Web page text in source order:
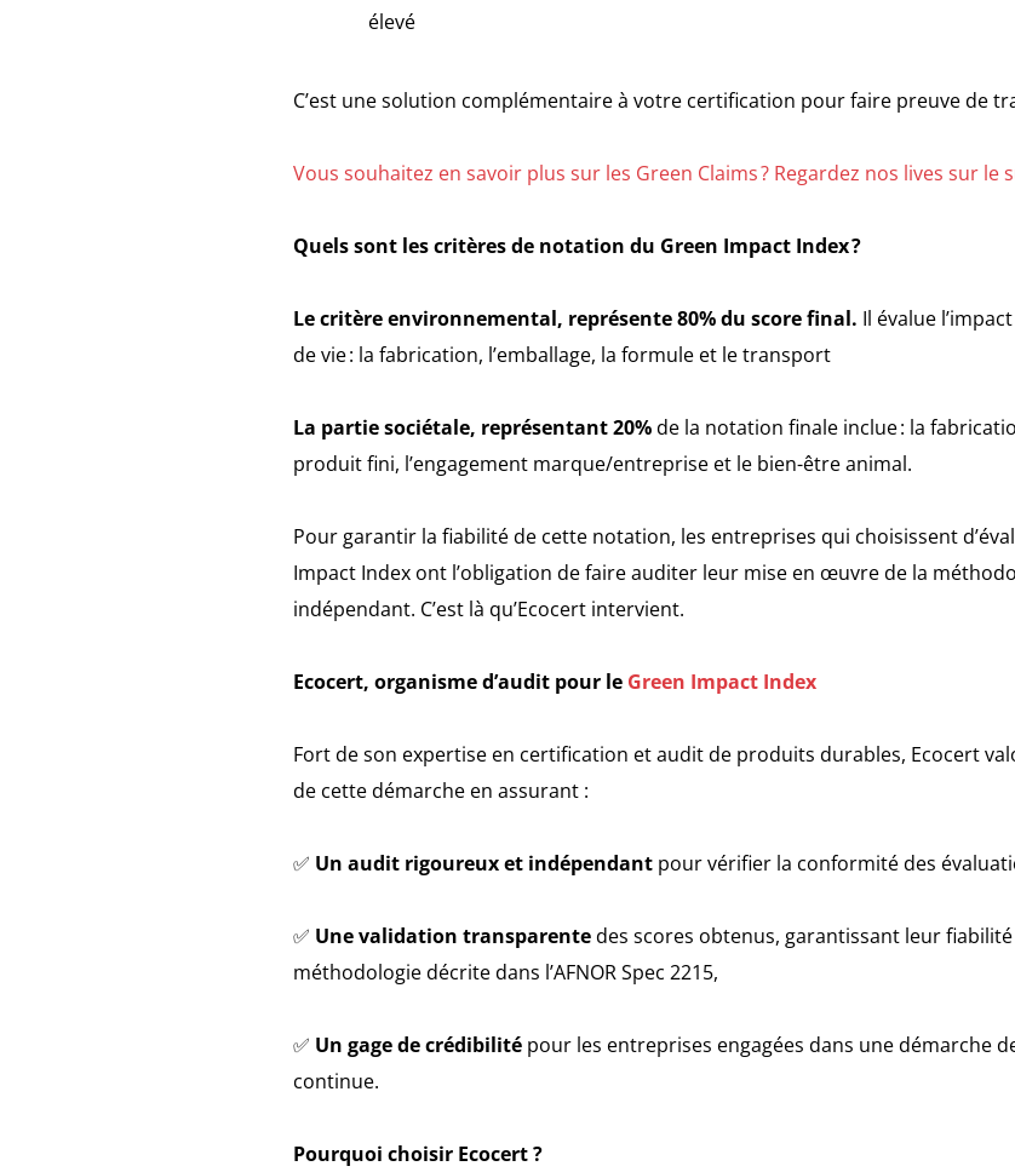
élevé
C’est une solution complémentaire à votre certification pour faire preuve de
Vous souhaitez en savoir plus sur les Green Claims ? Regardez nos lives sur le
Quels sont les critères de notation du Green Impact Index ?
Le critère environnemental, représente 80% du score final. Il évalue
de vie : la fabrication, l’emballage, la formule et le transport
La partie sociétale, représentant 20%de la notation finale inclue : la
produit fini, l’engagement marque/entreprise et le bien-être animal.
Pour garantir la fiabilité de cette notation, les entreprises qui choisissent
Impact Index ont l’obligation de faire auditer leur mise en œuvre de la
indépendant. C’est là qu’Ecocert intervient.
Ecocert, organisme d’audit pour le Green Impact Index
Fort de son expertise en certification et audit de produits durables, Ecocert
de cette démarche en assurant :
✅ Un audit rigoureux et indépendant pour vérifier la conformité des
✅ Une validation transparentedes scores obtenus, garantissant leur
méthodologie décrite dans l’AFNOR Spec 2215,
✅ Un gage de crédibilité pour les entreprises engagées dans une démarche
continue.
Pourquoi choisir Ecocert ?